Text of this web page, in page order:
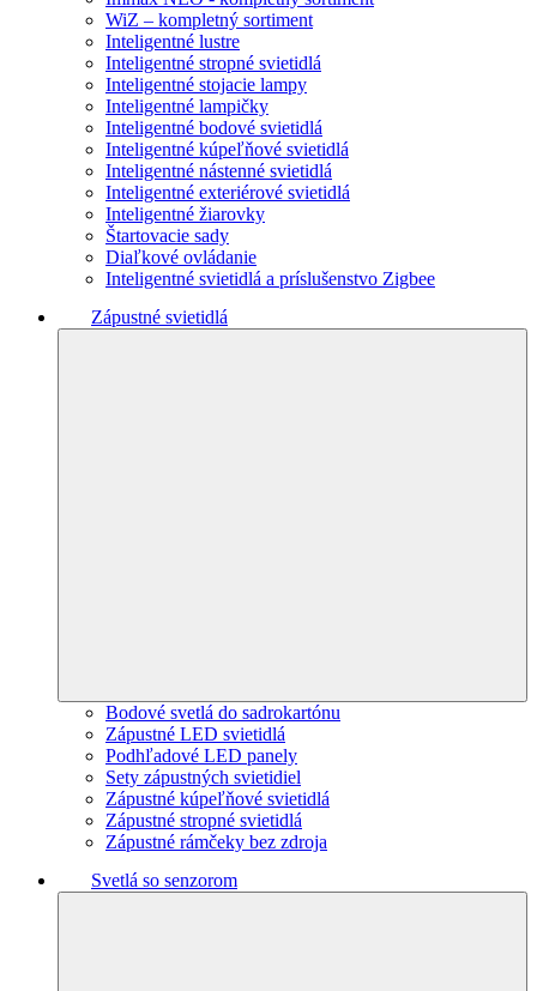
WiZ – kompletný sortiment
Inteligentné lustre
Inteligentné stropné svietidlá
Inteligentné stojacie lampy
Inteligentné lampičky
Inteligentné bodové svietidlá
Inteligentné kúpeľňové svietidlá
Inteligentné nástenné svietidlá
Inteligentné exteriérové svietidlá
Inteligentné žiarovky
Štartovacie sady
Diaľkové ovládanie
Inteligentné svietidlá a príslušenstvo Zigbee
Zápustné svietidlá
Bodové svetlá do sadrokartónu
Zápustné LED svietidlá
Podhľadové LED panely
Sety zápustných svietidiel
Zápustné kúpeľňové svietidlá
Zápustné stropné svietidlá
Zápustné rámčeky bez zdroja
Svetlá so senzorom